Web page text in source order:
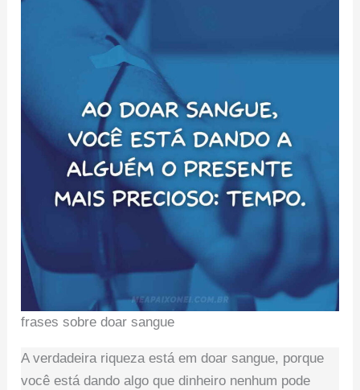
frases sobre doar sangue
A verdadeira riqueza está em doar sangue, porque
você está dando algo que dinheiro nenhum pode